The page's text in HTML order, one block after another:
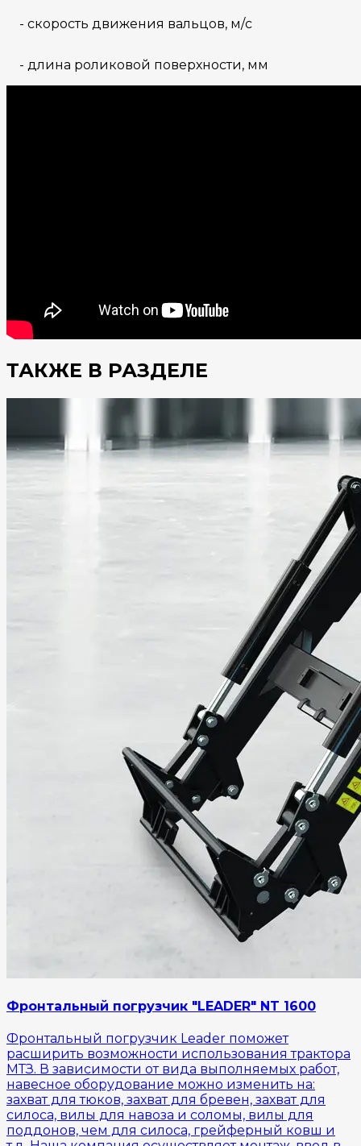
- скорость движения вальцов, м/с
- длина роликовой поверхности, мм
ТАКЖЕ В РАЗДЕЛЕ
Фронтальный погрузчик "LEADER" NT 1600
Фронтальный погрузчик Leader поможет
расширить возможности использования трактора
МТЗ. В зависимости от вида выполняемых работ,
навесное оборудование можно изменить на:
захват для тюков, захват для бревен, захват для
силоса, вилы для навоза и соломы, вилы для
поддонов, чем для силоса, грейферный ковш и